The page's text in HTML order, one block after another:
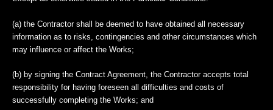
(a) the Contractor shall be deemed to have obtained all necessary
information as to risks, contingencies and other circumstances which
may influence or affect the Works;
(b) by signing the Contract Agreement, the Contractor accepts total
responsibility for having foreseen all difficulties and costs of
successfully completing the Works; and